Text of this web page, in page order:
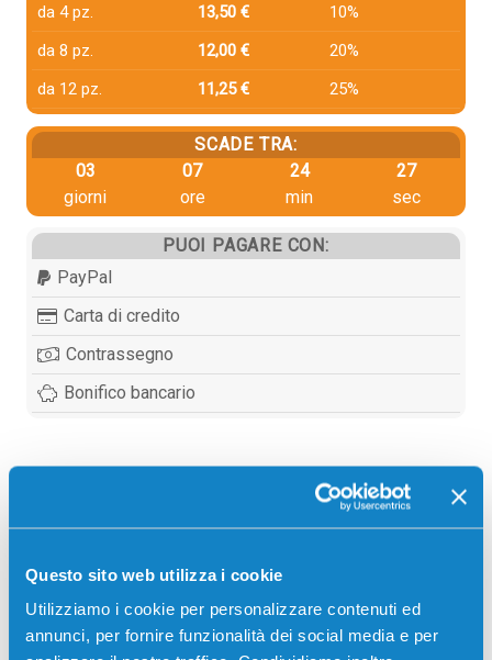
Questo sito web utilizza i cookie
Utilizziamo i cookie per personalizzare contenuti ed
annunci, per fornire funzionalità dei social media e per
da 4 pz.
13,50 €
10%
da 8 pz.
12,00 €
20%
da 12 pz.
11,25 € 25%
SCADE TRA:
03
giorni
07
ore
24
min
26
sec
PUOI PAGARE CON:
PayPal
Carta di credito
Contrassegno
Bonifico bancario
Panasonic KX-MB2120JTB, Panasonic KX-MB2130,
Panasonic KX-MB2130JTB, Panasonic KX-MB2170,